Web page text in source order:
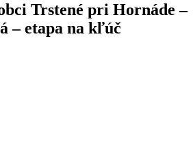
Trstené pri Hornáde –
– etapa na kľúč